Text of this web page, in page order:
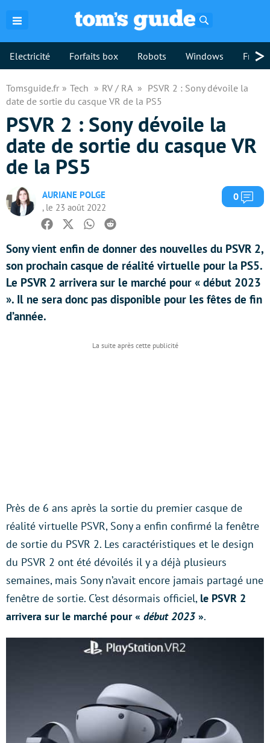
Electricité Forfaits box Robots Windows >
Tomsguide.fr Tech RV / RA
PSVR 2 : Sony dévoile la
date de sortie du casque VR de la PS5
PSVR 2 : Sony dévoile la
date de sortie du casque VR
de la PS5
AURIANE POLGE
, le 23 août 2022
0
Facebook
TwitterWhatsapp
Reddit
Sony vient enfin de donner des nouvelles du PSVR 2,
son prochain casque de réalité virtuelle pour la PS5.
Le PSVR 2 arrivera sur le marché pour « début 2023
». Il ne sera donc pas disponible pour les fêtes de fin
d’année.
Près de 6 ans après la sortie du premier casque de
réalité virtuelle PSVR, Sony a enfin confirmé la fenêtre
de sortie du PSVR 2. Les caractéristiques et le design
du PSVR 2 ont été dévoilés il y a déjà plusieurs
semaines, mais Sony n’avait encore jamais partagé une
fenêtre de sortie. C’est désormais officiel, le PSVR 2
arrivera sur le marché pour « début 2023 ».